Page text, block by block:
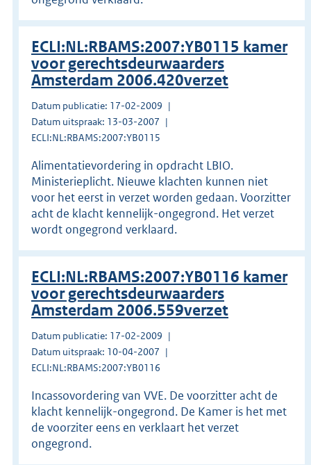
ECLI:NL:RBAMS:2007:YB0115 kamer
voor gerechtsdeurwaarders
Amsterdam 2006.420verzet
Datum publicatie: 17-02-2009
Datum uitspraak: 13-03-2007
ECLI:NL:RBAMS:2007:YB0115
Alimentatievordering in opdracht LBIO.
Ministerieplicht. Nieuwe klachten kunnen niet
voor het eerst in verzet worden gedaan. Voorzitter
acht de klacht kennelijk-ongegrond. Het verzet
wordt ongegrond verklaard.
ECLI:NL:RBAMS:2007:YB0116 kamer
voor gerechtsdeurwaarders
Amsterdam 2006.559verzet
Datum publicatie: 17-02-2009
Datum uitspraak: 10-04-2007
ECLI:NL:RBAMS:2007:YB0116
Incassovordering van VVE. De voorzitter acht de
klacht kennelijk-ongegrond. De Kamer is het met
de voorziter eens en verklaart het verzet
ongegrond.